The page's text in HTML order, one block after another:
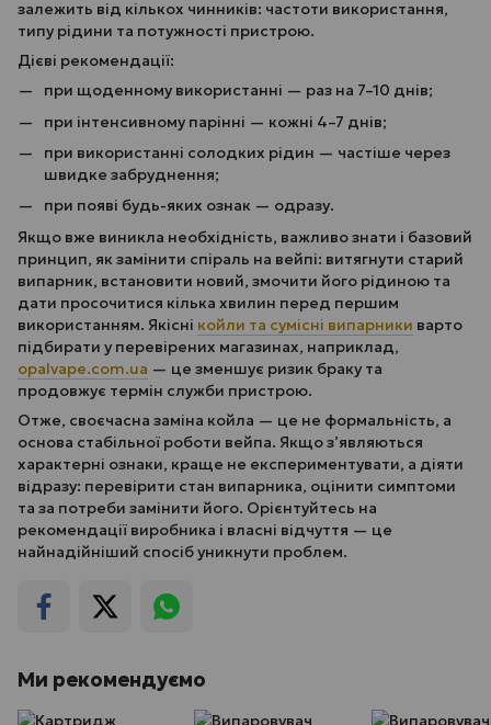
залежить від кількох чинників: частоти використання,
типу рідини та потужності пристрою.
Дієві рекомендації:
при щоденному використанні — раз на 7–10 днів;
при інтенсивному парінні — кожні 4–7 днів;
при використанні солодких рідин — частіше через
швидке забруднення;
при появі будь-яких ознак — одразу.
Якщо вже виникла необхідність, важливо знати і базовий
принцип, як замінити спіраль на вейпі: витягнути старий
випарник, встановити новий, змочити його рідиною та
дати просочитися кілька хвилин перед першим
використанням. Якісні койли та сумісні випарники варто
підбирати у перевірених магазинах, наприклад,
opalvape.com.ua — це зменшує ризик браку та
продовжує термін служби пристрою.
Отже, своєчасна заміна койла — це не формальність, а
основа стабільної роботи вейпа. Якщо з’являються
характерні ознаки, краще не експериментувати, а діяти
відразу: перевірити стан випарника, оцінити симптоми
та за потреби замінити його. Орієнтуйтесь на
рекомендації виробника і власні відчуття — це
найнадійніший спосіб уникнути проблем.
Ми рекомендуємо